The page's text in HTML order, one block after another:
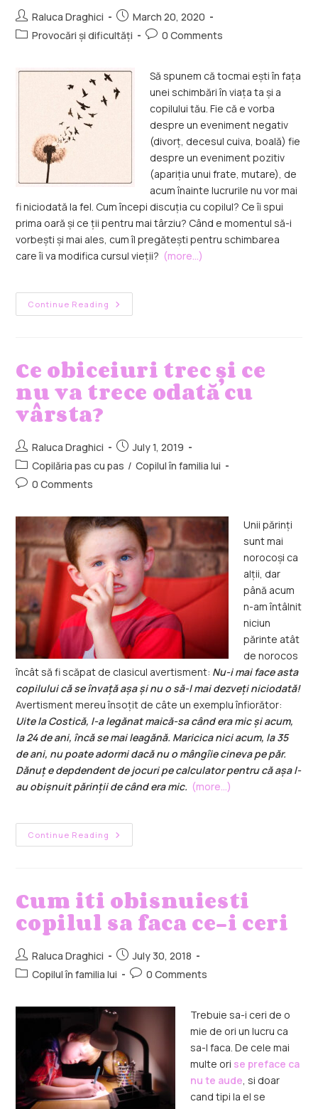
Raluca Draghici
March 20, 2020
Provocări și dificultăți
0 Comments
Să spunem că tocmai ești în fața
unei schimbări în viața ta și a
copilului tău. Fie că e vorba
despre un eveniment negativ
(divorț, decesul cuiva, boală) fie
despre un eveniment pozitiv
(apariția unui frate, mutare), de
acum înainte lucrurile nu vor mai
fi niciodată la fel. Cum începi discuția cu copilul? Ce îi spui
prima oară și ce ții pentru mai târziu? Când e momentul să-i
vorbești și mai ales, cum îl pregătești pentru schimbarea
care îi va modifica cursul vieții? (more…)
Continue Reading
Ce obiceiuri trec și ce
nu va trece odată cu
vârsta?
Raluca Draghici
July 1, 2019
Copilăria pas cu pas / Copilul în familia lui
0 Comments
Unii părinți
sunt mai
norocoși ca
alții, dar
până acum
n-am întâlnit
niciun
părinte atât
de norocos
încât să fi scăpat de clasicul avertisment: Nu-i mai face asta
copilului că se învață așa și nu o să-l mai dezveți niciodată!
Avertisment mereu însoțit de câte un exemplu înfiorător:
Uite la Costică, l-a legănat maică-sa când era mic și acum,
la 24 de ani, încă se mai leagănă. Maricica nici acum, la 35
de ani, nu poate adormi dacă nu o mângîie cineva pe păr.
Dănuț e depdendent de jocuri pe calculator pentru că așa l-
au obișnuit părinții de când era mic. (more…)
Continue Reading
Cum iti obisnuiesti
copilul sa faca ce-i ceri
Raluca Draghici
July 30, 2018
Copilul în familia lui
0 Comments
Trebuie sa-i ceri de o
mie de ori un lucru ca
sa-l faca. De cele mai
multe ori se preface ca
nu te aude, si doar
cand tipi la el se